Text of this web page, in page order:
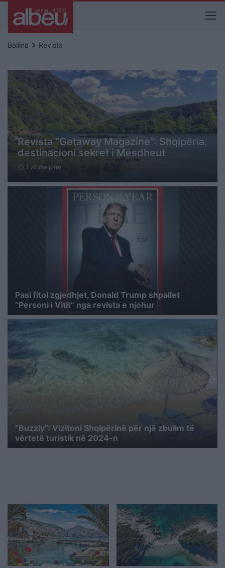
Ballina keyboard_arrow_right Revista
Revista “Getaway Magazine”: Shqipëria,
destinacioni sekret i Mesdheut
schedule 1 vit me parë
Pasi fitoi zgjedhjet, Donald Trump shpallet
“Personi i Vitit” nga revista e njohur
“Buzzly”: Vizitoni Shqipërinë për një zbulim të
vërtetë turistik në 2024-n